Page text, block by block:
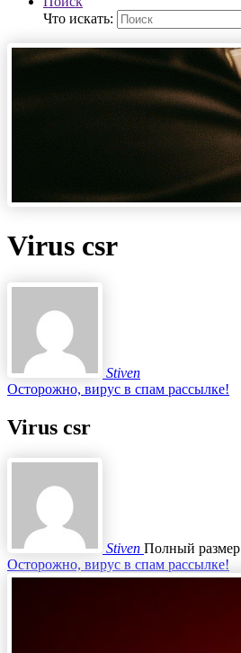
Что искать:
Virus csr
Stiven
Осторожно, вирус в спам рассылке!
Virus csr
Stiven Полный размер
Осторожно, вирус в спам рассылке!